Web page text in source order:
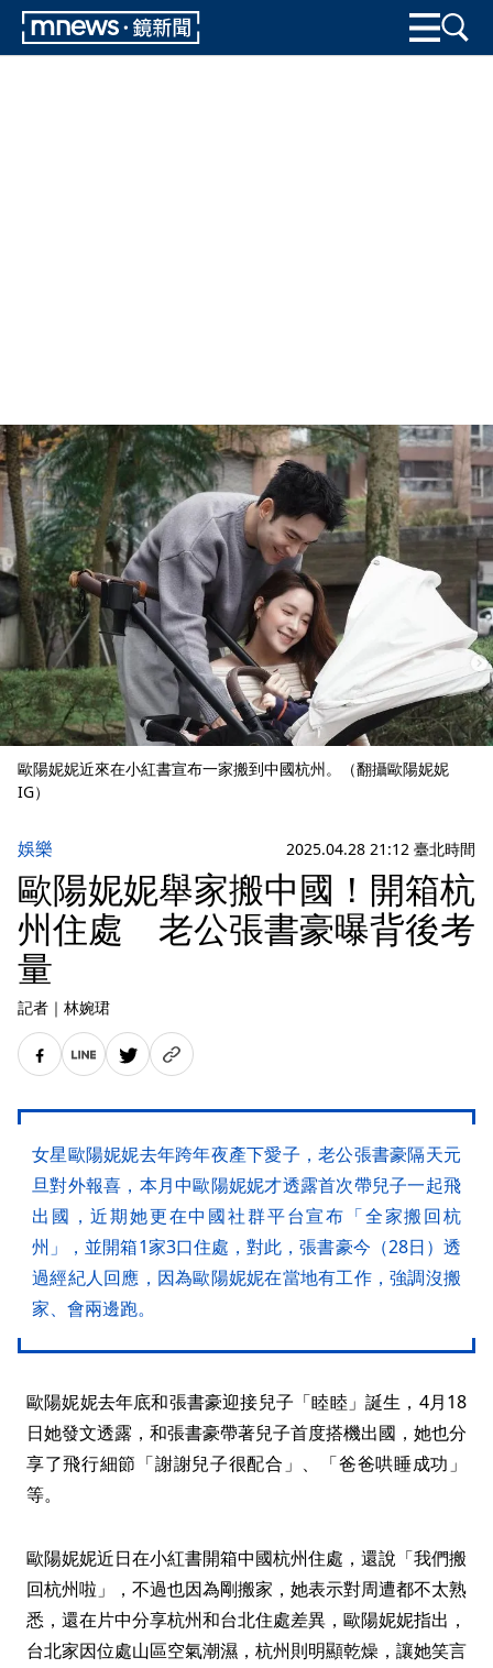
歐陽妮妮近來在小紅書宣布一家搬到中國杭州。（翻攝歐陽妮妮
IG）
娛樂 2025.04.28 21:12 臺北時間
歐陽妮妮舉家搬中國！開箱杭
州住處 老公張書豪曝背後考
量
記者 ｜ 林婉珺
女星歐陽妮妮去年跨年夜產下愛子，老公張書豪隔天元
旦對外報喜，本月中歐陽妮妮才透露首次帶兒子一起飛
出國，近期她更在中國社群平台宣布「全家搬回杭
州」，並開箱1家3口住處，對此，張書豪今（28日）透
過經紀人回應，因為歐陽妮妮在當地有工作，強調沒搬
家、會兩邊跑。
歐陽妮妮去年底和張書豪迎接兒子「睦睦」誕生，4月18
日她發文透露，和張書豪帶著兒子首度搭機出國，她也分
享了飛行細節「謝謝兒子很配合」、「爸爸哄睡成功」
等。
歐陽妮妮近日在小紅書開箱中國杭州住處，還說「我們搬
回杭州啦」，不過也因為剛搬家，她表示對周遭都不太熟
悉，還在片中分享杭州和台北住處差異，歐陽妮妮指出，
台北家因位處山區空氣潮濕，杭州則明顯乾燥，讓她笑言